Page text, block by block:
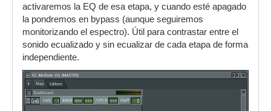
activaremos la EQ de esa etapa, y cuando esté apagado
la pondremos en bypass (aunque seguiremos
monitorizando el espectro). Útil para contrastar entre el
sonido ecualizado y sin ecualizar de cada etapa de forma
independiente.